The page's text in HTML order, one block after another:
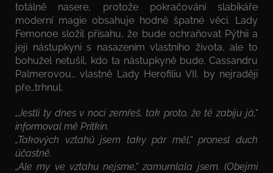
totálně nasere, protože pokračování slabikáře
moderní magie obsahuje hodně špatné věci. Lady
Femonoe složil přísahu, že bude ochraňovat Pýthii a
její nástupkyni s nasazením vlastního života, ale to
bohužel netušil, kdo ta nástupkyně bude. Cassandru
Palmerovou… vlastně Lady Herofiliu VII. by nejraději
pře…trhnul.
„Jestli ty dnes v noci zemřeš, tak proto, že tě zabiju já,“
informoval mě Pritkin.
„Takových vztahů jsem taky pár měl,“ pronesl duch
účastně.
„Ale my ve vztahu nejsme,“ zamumlala jsem. (Obejmi